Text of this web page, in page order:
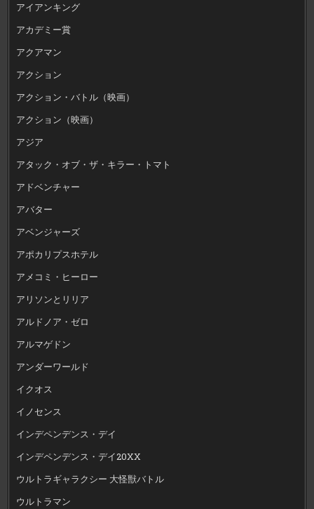
アイアンキング
アカデミー賞
アクアマン
アクション
アクション・バトル（映画）
アクション（映画）
アジア
アタック・オブ・ザ・キラー・トマト
アドベンチャー
アバター
アベンジャーズ
アポカリプスホテル
アメコミ・ヒーロー
アリソンとリリア
アルドノア・ゼロ
アルマゲドン
アンダーワールド
イクオス
イノセンス
インデペンデンス・デイ
インデペンデンス・デイ20XX
ウルトラギャラクシー 大怪獣バトル
ウルトラマン